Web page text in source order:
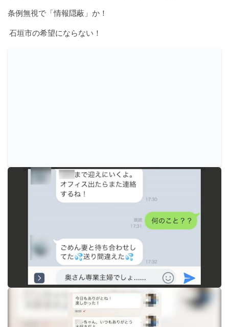
条例無視で「情報隠蔽」か！
石垣市の希望にならない！